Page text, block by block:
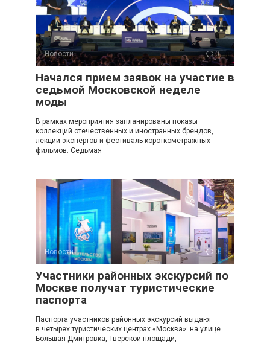
Новости 0
Начался прием заявок на участие в
седьмой Московской неделе
моды
В рамках мероприятия запланированы показы
коллекций отечественных и иностранных брендов,
лекции экспертов и фестиваль короткометражных
фильмов. Седьмая
Новости 0
Участники районных экскурсий по
Москве получат туристические
паспорта
Паспорта участников районных экскурсий выдают
в четырех туристических центрах «Москва»: на улице
Большая Дмитровка, Тверской площади,